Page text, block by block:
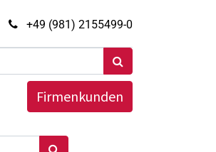
+49 (981) 2155499-0
Firmenkunden